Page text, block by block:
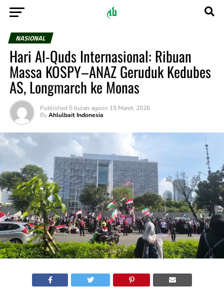
NASIONAL
Hari Al-Quds Internasional: Ribuan
Massa KOSPY–ANAZ Geruduk Kedubes
AS, Longmarch ke Monas
Published 5 bulan agoon 15 Maret, 2026
By Ahlulbait Indonesia